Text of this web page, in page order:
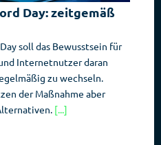
Day: zeitgemäß
soll das Bewusstsein für
Internetnutzer daran
zu wechseln.
der Maßnahme aber
[...]